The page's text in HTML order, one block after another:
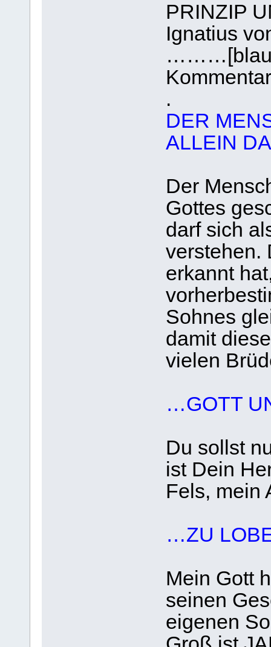
PRINZIP
Ignatius
………[blau
.
DER
ALLEIN
Der
Gottes
darf sich
verstehen.
erkannt
Sohnes
damit
vielen
…GOTT
Du sollst
ist Dein
Fels, mein
…ZU
Mein Gott
seinen
eigenen